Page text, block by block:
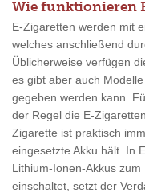
Wie funktionieren
E-Zigaretten werden mit
welches anschließend
Üblicherweise verfügen
es gibt aber auch
gegeben werden kann.
der Regel die E-
Zigarette ist praktisch
eingesetzte Akku hält. In
Lithium-Ionen-Akkus
einschaltet, setzt der